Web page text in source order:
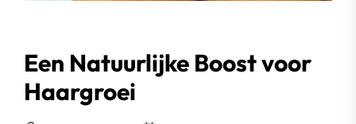
Een Natuurlijke Boost voor
Haargroei